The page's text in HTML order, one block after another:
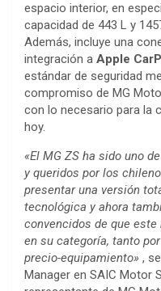
espacio interior, en
capacidad de 443 L y
Además, incluye una
integración a Apple
estándar de seguridad
compromiso de MG
con lo necesario para la
hoy.
«El MG ZS ha sido uno
y queridos por los
presentar una versión
tecnológica y ahora
convencidos de que este
en su categoría, tanto
precio-equipamiento» ,
Manager en SAIC Motor